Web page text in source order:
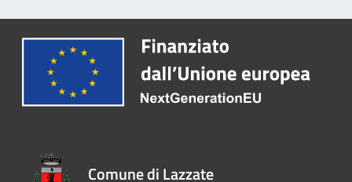
Comune di Lazzate